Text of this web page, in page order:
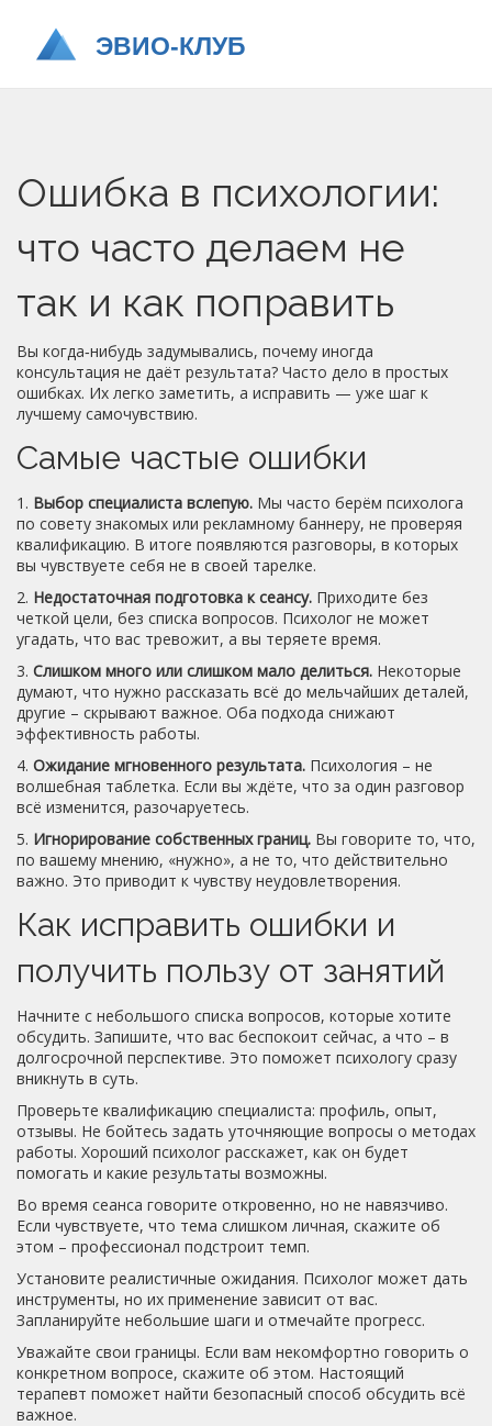
Ошибка в психологии:
что часто делаем не
так и как поправить
Вы когда‑нибудь задумывались, почему иногда
консультация не даёт результата? Часто дело в простых
ошибках. Их легко заметить, а исправить — уже шаг к
лучшему самочувствию.
Самые частые ошибки
1. Выбор специалиста вслепую. Мы часто берём психолога
по совету знакомых или рекламному баннеру, не проверяя
квалификацию. В итоге появляются разговоры, в которых
вы чувствуете себя не в своей тарелке.
2. Недостаточная подготовка к сеансу. Приходите без
четкой цели, без списка вопросов. Психолог не может
угадать, что вас тревожит, а вы теряете время.
3. Слишком много или слишком мало делиться. Некоторые
думают, что нужно рассказать всё до мельчайших деталей,
другие – скрывают важное. Оба подхода снижают
эффективность работы.
4. Ожидание мгновенного результата. Психология – не
волшебная таблетка. Если вы ждёте, что за один разговор
всё изменится, разочаруетесь.
5. Игнорирование собственных границ. Вы говорите то, что,
по вашему мнению, «нужно», а не то, что действительно
важно. Это приводит к чувству неудовлетворения.
Как исправить ошибки и
получить пользу от занятий
Начните с небольшого списка вопросов, которые хотите
обсудить. Запишите, что вас беспокоит сейчас, а что – в
долгосрочной перспективе. Это поможет психологу сразу
вникнуть в суть.
Проверьте квалификацию специалиста: профиль, опыт,
отзывы. Не бойтесь задать уточняющие вопросы о методах
работы. Хороший психолог расскажет, как он будет
помогать и какие результаты возможны.
Во время сеанса говорите откровенно, но не навязчиво.
Если чувствуете, что тема слишком личная, скажите об
этом – профессионал подстроит темп.
Установите реалистичные ожидания. Психолог может дать
инструменты, но их применение зависит от вас.
Запланируйте небольшие шаги и отмечайте прогресс.
Уважайте свои границы. Если вам некомфортно говорить о
конкретном вопросе, скажите об этом. Настоящий
терапевт поможет найти безопасный способ обсудить всё
важное.